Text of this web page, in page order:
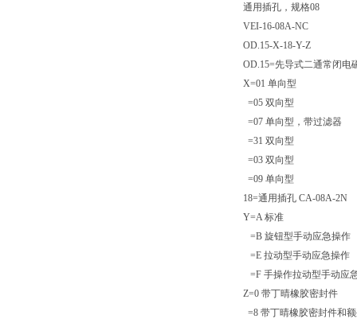
通用插孔，规格08
VEI-16-08A-NC
OD.15-X-18-Y-Z
OD.15=先导式二通常闭电
X=01 单向型
=05 双向型
=07 单向型，带过滤器
=31 双向型
=03 双向型
=09 单向型
18=通用插孔 CA-08A-2N
Y=A 标准
=B 旋钮型手动应急操作
=E 拉动型手动应急操作
=F 手操作拉动型手动应
Z=0 带丁晴橡胶密封件
=8 带丁晴橡胶密封件和